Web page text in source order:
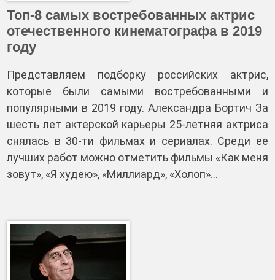
Топ-8 самых востребованных актрис
отечественного кинематографа в 2019
году
Представляем подборку российских актрис,
которые были самыми востребованными и
популярными в 2019 году. Александра Бортич За
шесть лет актерской карьеры 25-летняя актриса
снялась в 30-ти фильмах и сериалах. Среди ее
лучших работ можно отметить фильмы «Как меня
зовут», «Я худею», «Миллиард», «Холоп»…